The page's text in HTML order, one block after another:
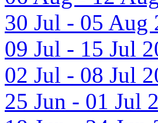
30 Jul - 05 Aug
09 Jul - 15 Jul
02 Jul - 08 Jul
25 Jun - 01 Jul